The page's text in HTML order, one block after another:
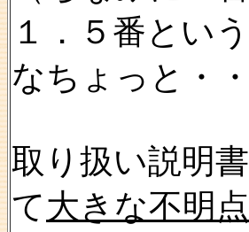
１．５番とい
なちょっと・
取り扱い説明
て大きな不明